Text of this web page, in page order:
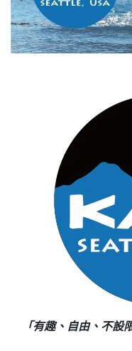
「有趣、自由、不設